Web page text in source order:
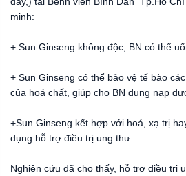
minh:
+ Sun Ginseng không độc, BN có thể
+ Sun Ginseng có thể bảo vệ tế bào
của hoá chất, giúp cho BN dung nạp
+Sun Ginseng kết hợp với hoá, xạ trị
dụng hỗ trợ điều trị ung thư.
Nghiên cứu đã cho thấy, hỗ trợ điều trị